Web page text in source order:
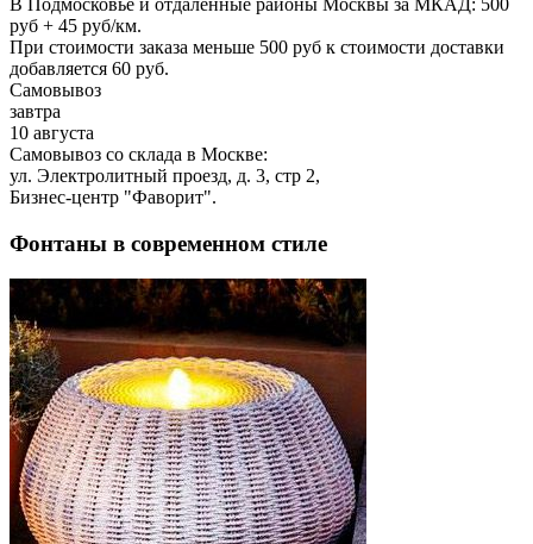
руб + 45 руб/км.
При стоимости заказа меньше 500 руб к стоимости доставки
добавляется 60 руб.
Самовывоз
завтра
10 августа
Самовывоз со склада в Москве:
ул. Электролитный проезд, д. 3, стр 2,
Бизнес-центр "Фаворит".
Фонтаны в современном стиле